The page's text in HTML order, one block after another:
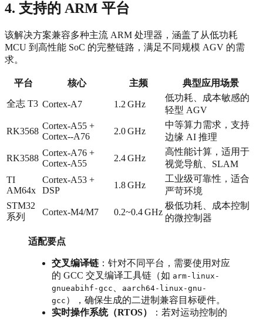
4. 支持的 ARM 平台
该解决方案兼容多种主流 ARM 处理器，涵盖了从低功耗
MCU 到高性能 SoC 的完整链路，满足不同规模 AGV 的需
求。
平台 核心 主频 典型应用场景
全志 T3 Cortex‑A7 1.2 GHz
低功耗、成本敏感的
轻型 AGV
RK3568
Cortex‑A55 +
Cortex‑‑A76
2.0 GHz
中等算力需求，支持
边缘 AI 推理
RK3588
Cortex‑A76 +
Cortex‑A55
2.4 GHz
高性能计算，适用于
视觉导航、SLAM
TI
AM64x
Cortex‑A53 +
DSP
1.8 GHz
工业级可靠性，适合
严苛环境
STM32
系列
Cortex‑M4/M7 0.2~0.4 GHz
极低功耗、成本控制
的微控制器
适配要点
交叉编译链 ：针对不同平台，需要使用对应
的 GCC 交叉编译工具链（如 arm-linux-
gnueabihf-gcc
aarch64-linux-gnu-
gcc ），确保生成的二进制兼容目标硬件。
实时操作系统（RTOS）
：若对运动控制的